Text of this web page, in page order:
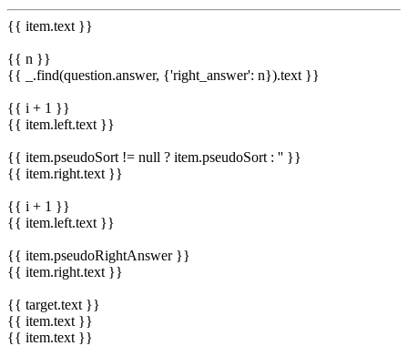
{{ item.text }}
{{ n }}
{{ _.find(question.answer, {'right_answer': n}).text }}
{{ i + 1 }}
{{ item.left.text }}
{{ item.pseudoSort != null ? item.pseudoSort : '' }}
{{ item.right.text }}
{{ i + 1 }}
{{ item.left.text }}
{{ item.pseudoRightAnswer }}
{{ item.right.text }}
{{ target.text }}
{{ item.text }}
{{ item.text }}